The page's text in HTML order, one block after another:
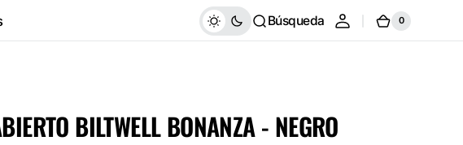
Búsqueda Carrito
0
0
artículos
BILTWELL BONANZA - NEGRO